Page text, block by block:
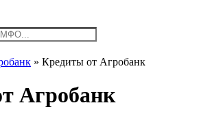
» Кредиты от Агробанк
Агробанк